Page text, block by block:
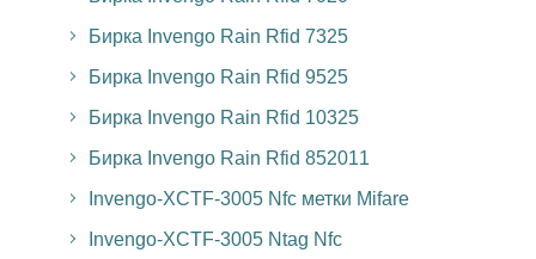
Бирка Invengo Rain Rfid 7325
Бирка Invengo Rain Rfid 9525
Бирка Invengo Rain Rfid 10325
Бирка Invengo Rain Rfid 852011
Invengo-XCTF-3005 Nfc метки Mifare
Invengo-XCTF-3005 Ntag Nfc